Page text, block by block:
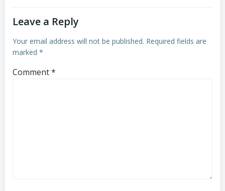
Leave a Reply
Your email address will not be published. Required fields are
marked *
Comment*